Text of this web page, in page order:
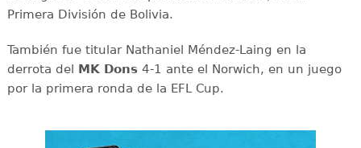
Primera División de Bolivia.
También fue titular Nathaniel Méndez-Laing en la
derrota del MK Dons4-1 ante el Norwich, en un juego
por la primera ronda de la EFL Cup.